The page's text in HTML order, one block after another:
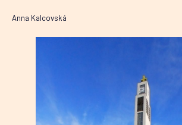
Anna Kalcovská